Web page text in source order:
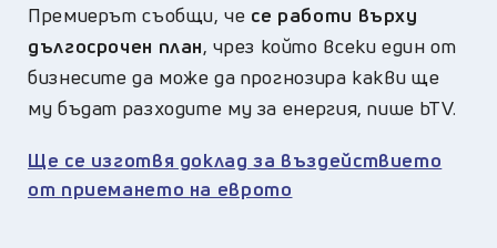
Премиерът съобщи, че се работи върху
дългосрочен план, чрез който всеки един от
бизнесите да може да прогнозира какви ще
му бъдат разходите му за енергия, пише bTV.
Ще се изготвя доклад за въздействието
от приемането на еврото